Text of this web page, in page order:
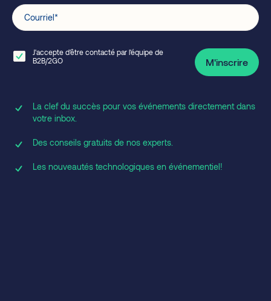
Courriel*
J'accepte d'être contacté par l'équipe de
B2B/2GO
M'inscrire
La clef du succès pour vos événements directement dans
votre inbox.
Des conseils gratuits de nos experts.
Les nouveautés technologiques en événementiel!